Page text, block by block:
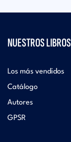
NUESTROS LIBROS
Los más vendidos
Catálogo
Autores
GPSR